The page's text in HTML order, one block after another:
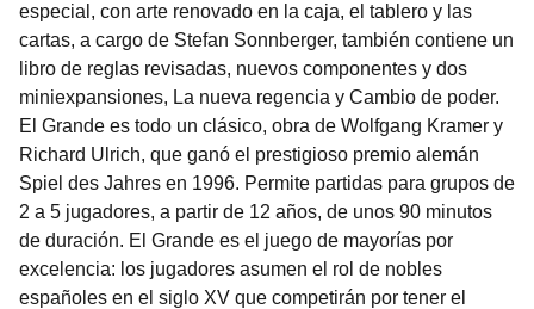
especial, con arte renovado en la caja, el tablero y las
cartas, a cargo de Stefan Sonnberger, también contiene un
libro de reglas revisadas, nuevos componentes y dos
miniexpansiones, La nueva regencia y Cambio de poder.
El Grande es todo un clásico, obra de Wolfgang Kramer y
Richard Ulrich, que ganó el prestigioso premio alemán
Spiel des Jahres en 1996. Permite partidas para grupos de
2 a 5 jugadores, a partir de 12 años, de unos 90 minutos
de duración. El Grande es el juego de mayorías por
excelencia: los jugadores asumen el rol de nobles
españoles en el siglo XV que competirán por tener el